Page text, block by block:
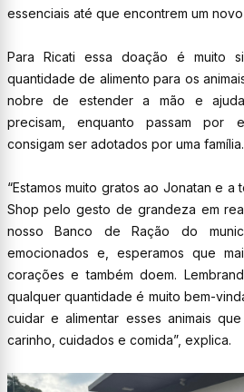
essenciais até que encontrem um novo
Para Ricati essa doação é muito
quantidade de alimento para os
nobre de estender a mão e
precisam, enquanto passam por
consigam ser adotados por uma família.
“Estamos muito gratos ao Jonatan e
Shop pelo gesto de grandeza em
nosso Banco de Ração do
emocionados e, esperamos que
corações e também doem.
qualquer quantidade é muito bem-
cuidar e alimentar esses animais
carinho, cuidados e comida”, explica.